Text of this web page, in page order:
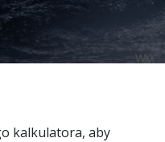
kalkulatora, aby